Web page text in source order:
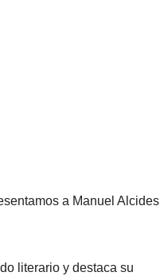
a Manuel Alcides
literario y destaca su